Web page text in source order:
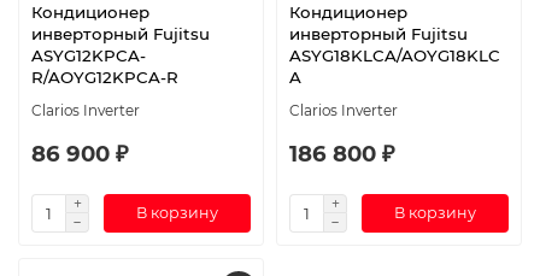
Кондиционер
инверторный Fujitsu
ASYG12KPCA-
R/AOYG12KPCA-R
Clarios Inverter
86 900 ₽
В корзину
Кондиционер
инверторный Fujitsu
ASYG18KLCA/AOYG18KLC
A
Clarios Inverter
186 800 ₽
В корзину